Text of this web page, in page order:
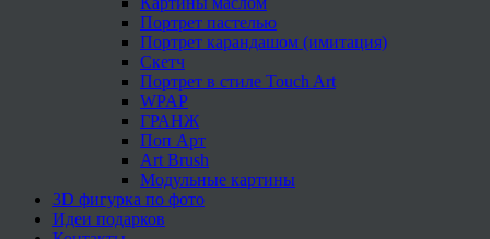
Портрет пастелью
Портрет карандашом (имитация)
Скетч
Портрет в стиле Touch Art
WPAP
ГРАНЖ
Поп Арт
Art Brush
Модульные картины
3D фигурка по фото
Идеи подарков